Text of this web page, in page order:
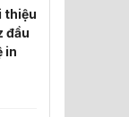
thiệu
đầu
in